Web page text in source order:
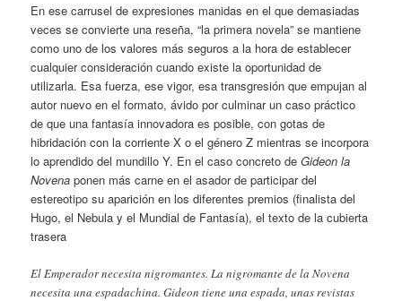
En ese carrusel de expresiones manidas en el que demasiadas
veces se convierte una reseña, “la primera novela” se mantiene
como uno de los valores más seguros a la hora de establecer
cualquier consideración cuando existe la oportunidad de
utilizarla. Esa fuerza, ese vigor, esa transgresión que empujan al
autor nuevo en el formato, ávido por culminar un caso práctico
de que una fantasía innovadora es posible, con gotas de
hibridación con la corriente X o el género Z mientras se incorpora
lo aprendido del mundillo Y. En el caso concreto deGideon la
Novena ponen más carne en el asador de participar del
estereotipo su aparición en los diferentes premios (finalista del
Hugo, el Nebula y el Mundial de Fantasía), el texto de la cubierta
trasera
El Emperador necesita nigromantes. La nigromante de la Novena
necesita una espadachina. Gideon tiene una espada, unas revistas